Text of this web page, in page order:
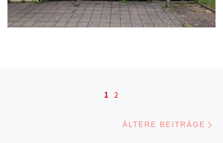
Beitragsnavigation
1 2
ÄLTERE BEITRÄGE